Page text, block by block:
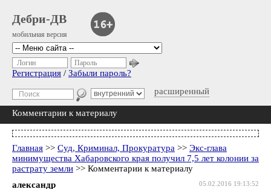
Дебри-ДВ
мобильная версия
расширенный
Логин Пароль
Регистрация / Забыли пароль?
Комментарии к материалу
Главная >> Суд, Криминал, Прокуратура >> Экс-глава
минимущества Хабаровского края получил 7,5 лет колонии за
растрату земли >> Комментарии к материалу
05.02.2016 19:13:52
александр